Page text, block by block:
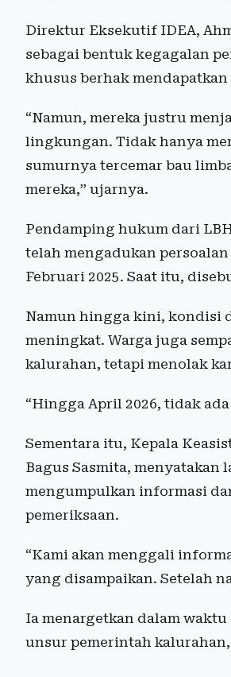
Direktur Eksekutif IDEA,
sebagai bentuk kegagalan
khusus berhak
“Namun, mereka justru
lingkungan. Tidak hanya
sumurnya tercemar bau
mereka,” ujarnya.
Pendamping hukum dari
telah mengadukan
Februari 2025. Saat itu,
Namun hingga kini, kondisi
meningkat. Warga juga
kalurahan, tetapi menolak
“Hingga April 2026, tidak
Sementara itu, Kepala
Bagus Sasmita,
mengumpulkan informasi
pemeriksaan.
“Kami akan menggali
yang disampaikan. Setelah
Ia menargetkan dalam
unsur pemerintah